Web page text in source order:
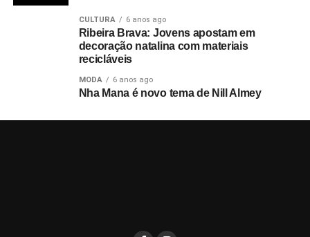
CULTURA 6 anos ago
Ribeira Brava: Jovens apostam em
decoração natalina com materiais
recicláveis
MODA 6 anos ago
Nha Mana é novo tema de Nill Almey